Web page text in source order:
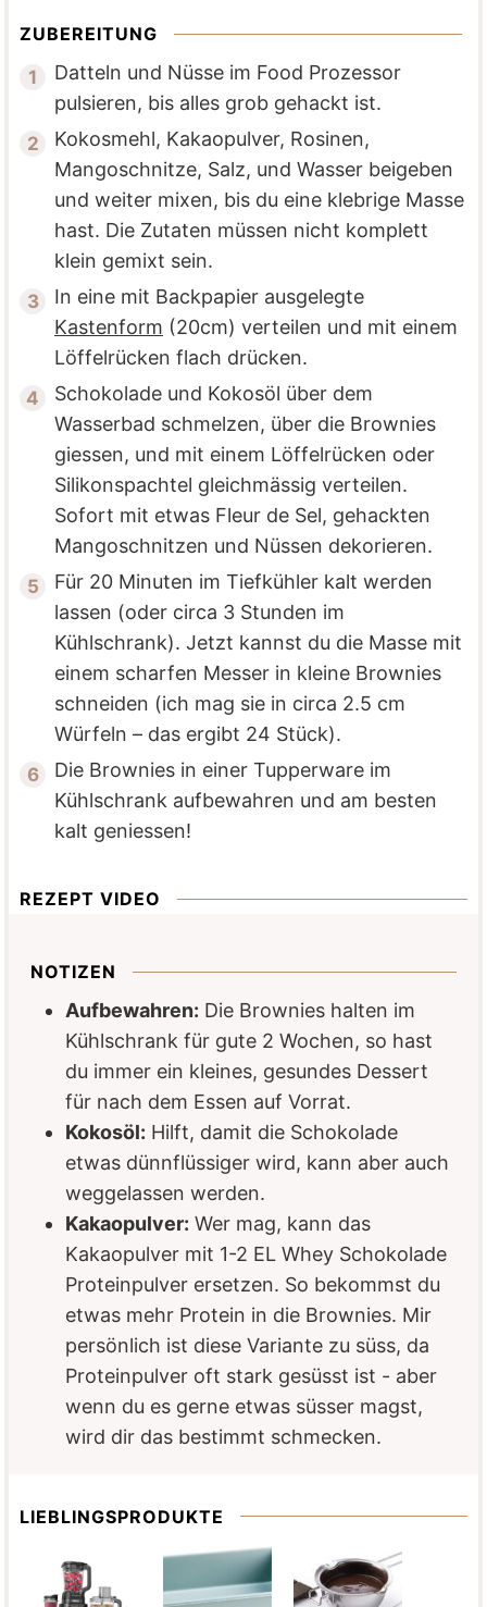
ZUBEREITUNG
Datteln und Nüsse im Food Prozessor
pulsieren, bis alles grob gehackt ist.
Kokosmehl, Kakaopulver, Rosinen,
Mangoschnitze, Salz, und Wasser beigeben
und weiter mixen, bis du eine klebrige Masse
hast. Die Zutaten müssen nicht komplett
klein gemixt sein.
In eine mit Backpapier ausgelegte
Kastenform (20cm) verteilen und mit einem
Löffelrücken flach drücken.
Schokolade und Kokosöl über dem
Wasserbad schmelzen, über die Brownies
giessen, und mit einem Löffelrücken oder
Silikonspachtel gleichmässig verteilen.
Sofort mit etwas Fleur de Sel, gehackten
Mangoschnitzen und Nüssen dekorieren.
Für 20 Minuten im Tiefkühler kalt werden
lassen (oder circa 3 Stunden im
Kühlschrank). Jetzt kannst du die Masse mit
einem scharfen Messer in kleine Brownies
schneiden (ich mag sie in circa 2.5 cm
Würfeln – das ergibt 24 Stück).
Die Brownies in einer Tupperware im
Kühlschrank aufbewahren und am besten
kalt geniessen!
REZEPT VIDEO
NOTIZEN
Aufbewahren: Die Brownies halten im
Kühlschrank für gute 2 Wochen, so hast
du immer ein kleines, gesundes Dessert
für nach dem Essen auf Vorrat.
Kokosöl: Hilft, damit die Schokolade
etwas dünnflüssiger wird, kann aber auch
weggelassen werden.
Kakaopulver: Wer mag, kann das
Kakaopulver mit 1-2 EL Whey Schokolade
Proteinpulver ersetzen. So bekommst du
etwas mehr Protein in die Brownies. Mir
persönlich ist diese Variante zu süss, da
Proteinpulver oft stark gesüsst ist - aber
wenn du es gerne etwas süsser magst,
wird dir das bestimmt schmecken.
LIEBLINGSPRODUKTE